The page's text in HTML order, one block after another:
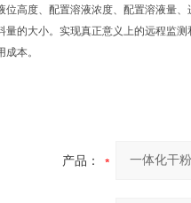
位高度、配置溶液浓度、配置溶液量
量的大小。实现真正意义上的远程监
成本。
产品：